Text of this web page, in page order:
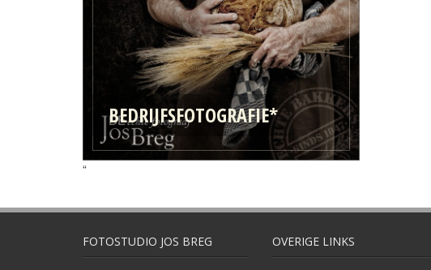
BEDRIJFSFOTOGRAFIE*
“
FOTOSTUDIO JOS BREG OVERIGE LINKS